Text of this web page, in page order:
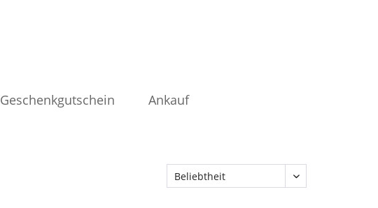
Geschenkgutschein Ankauf